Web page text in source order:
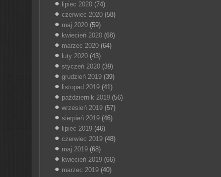
lipiec 2020(74)
czerwiec 2020(58)
maj 2020(59)
kwiecień 2020(68)
marzec 2020(64)
luty 2020(43)
styczeń 2020(39)
grudzień 2019(39)
listopad 2019(41)
październik 2019(56)
wrzesień 2019(57)
sierpień 2019(46)
lipiec 2019(46)
czerwiec 2019(48)
maj 2019(68)
kwiecień 2019(66)
marzec 2019(40)